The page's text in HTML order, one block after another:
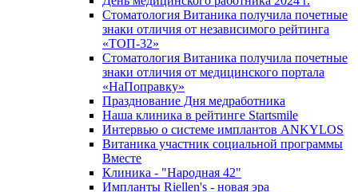
Стоматология Витаника получила почетные
знаки отличия от независимого рейтинга
«ТОП-32»
Стоматология Витаника получила почетные
знаки отличия от медицинского портала
«НаПоправку»
Празднование Дня медработника
Наша клиника в рейтинге Startsmile
Интервью о системе имплантов ANKYLOS
Витаника участник социальной программы
Вместе
Клиника - "Народная 42"
Импланты Riellen's - новая эра